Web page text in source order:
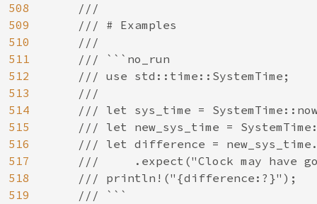
508
509
510
511
512
513
514
515
516
517
518
519
    ///
    /// # Examples
    ///
    /// ```no_run
    /// use std::time::SystemTime;
    ///
/// let sys_time =
/// let new_sys_time =
/// let difference =
///     .expect("Clock may have
    /// println!("{difference:?}");
    /// ```